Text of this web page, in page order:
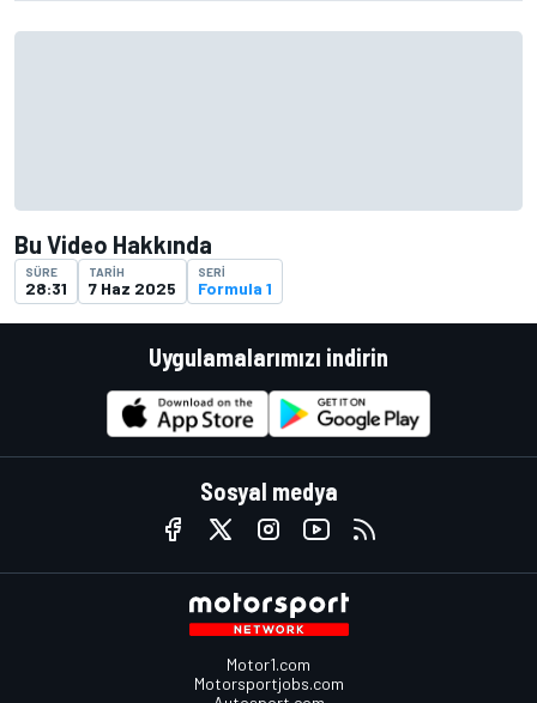
Bu Video Hakkında
SÜRE
28:31
TARIH
7 Haz 2025
SERI
Formula 1
Uygulamalarımızı indirin
Sosyal medya
Motor1.com
Motorsportjobs.com